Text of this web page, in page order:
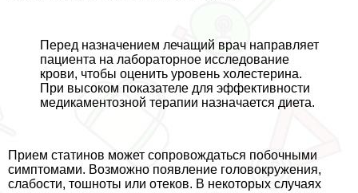
Перед назначением лечащий врач направляет
пациента на лабораторное исследование
крови, чтобы оценить уровень холестерина.
При высоком показателе для эффективности
медикаментозной терапии назначается диета.
Прием статинов может сопровождаться побочными
симптомами. Возможно появление головокружения,
слабости, тошноты или отеков. В некоторых случаях